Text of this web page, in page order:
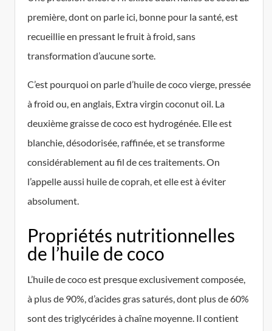
première, dont on parle ici, bonne pour la santé, est
recueillie en pressant le fruit à froid, sans
transformation d’aucune sorte.
C’est pourquoi on parle d’huile de coco vierge, pressée
à froid ou, en anglais, Extra virgin coconut oil. La
deuxième graisse de coco est hydrogénée. Elle est
blanchie, désodorisée, raffinée, et se transforme
considérablement au fil de ces traitements. On
l’appelle aussi huile de coprah, et elle est à éviter
absolument.
Propriétés nutritionnelles
de l’huile de coco
L’huile de coco est presque exclusivement composée,
à plus de 90%, d’acides gras saturés, dont plus de 60%
sont des triglycérides à chaîne moyenne. Il contient